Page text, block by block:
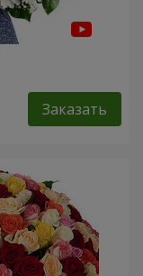
Заказать